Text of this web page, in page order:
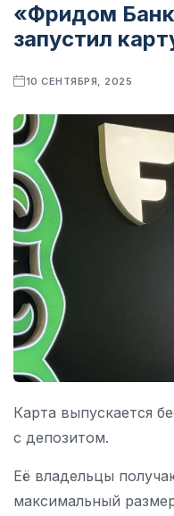
«Фридом
запустил
10 СЕНТЯБРЯ, 2025
Карта выпускается
с депозитом.
Её владельцы
максимальный